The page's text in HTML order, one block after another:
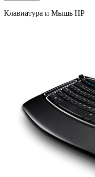
Клавиатура и Мышь HP